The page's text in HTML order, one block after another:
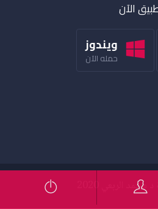
الآن
ويندوز
حمله الآن
محمد الربعي 2020